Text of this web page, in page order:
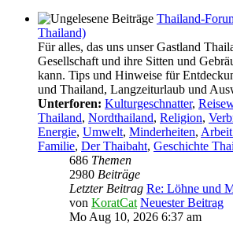
Thailand-
Thailand)
Für alles, das uns unser Gastland
Gesellschaft und ihre Sitten und
kann. Tips und Hinweise für
und Thailand, Langzeiturlaub und
Unterforen: Kulturgeschnatter,
Thailand, Nordthailand, Religion,
Energie, Umwelt, Minderheiten,
Familie, Der Thaibaht, Geschichte
686 Themen
2980 Beiträge
Letzter Beitrag Re: Löhne und
von KoratCat Neuester Beitrag
Mo Aug 10, 2026 6:37 am